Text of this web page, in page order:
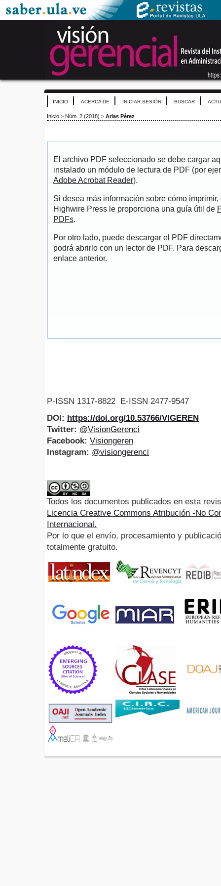
INICIO ACERCA DE INICIAR SESIÓN BUSCAR
Inicio > Núm. 2 (2018) > Arias Pérez
El archivo PDF seleccionado se debe cargar
instalado un módulo de lectura de PDF (por
Adobe Acrobat Reader).
Si desea más información sobre cómo
Highwire Press le proporciona una guía útil de
PDFs.
Por otro lado, puede descargar el PDF
podrá abrirlo con un lector de PDF. Para
enlace anterior.
P-ISSN 1317-8822 E-ISSN 2477-9547
DOI: https://doi.org/10.53766/VIGEREN
Twitter: @VisionGerenci
Facebook: Visiongeren
Instagram: @visiongerenci
Todos los documentos publicados en esta
Licencia Creative Commons Atribución -No
Internacional.
Por lo que el envío, procesamiento y
totalmente gratuito.